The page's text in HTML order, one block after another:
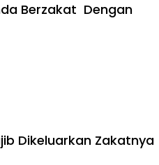
Berzakat Dengan
Dikeluarkan Zakatnya